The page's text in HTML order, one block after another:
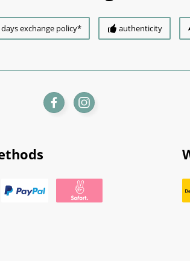
days exchange policy* authenticity